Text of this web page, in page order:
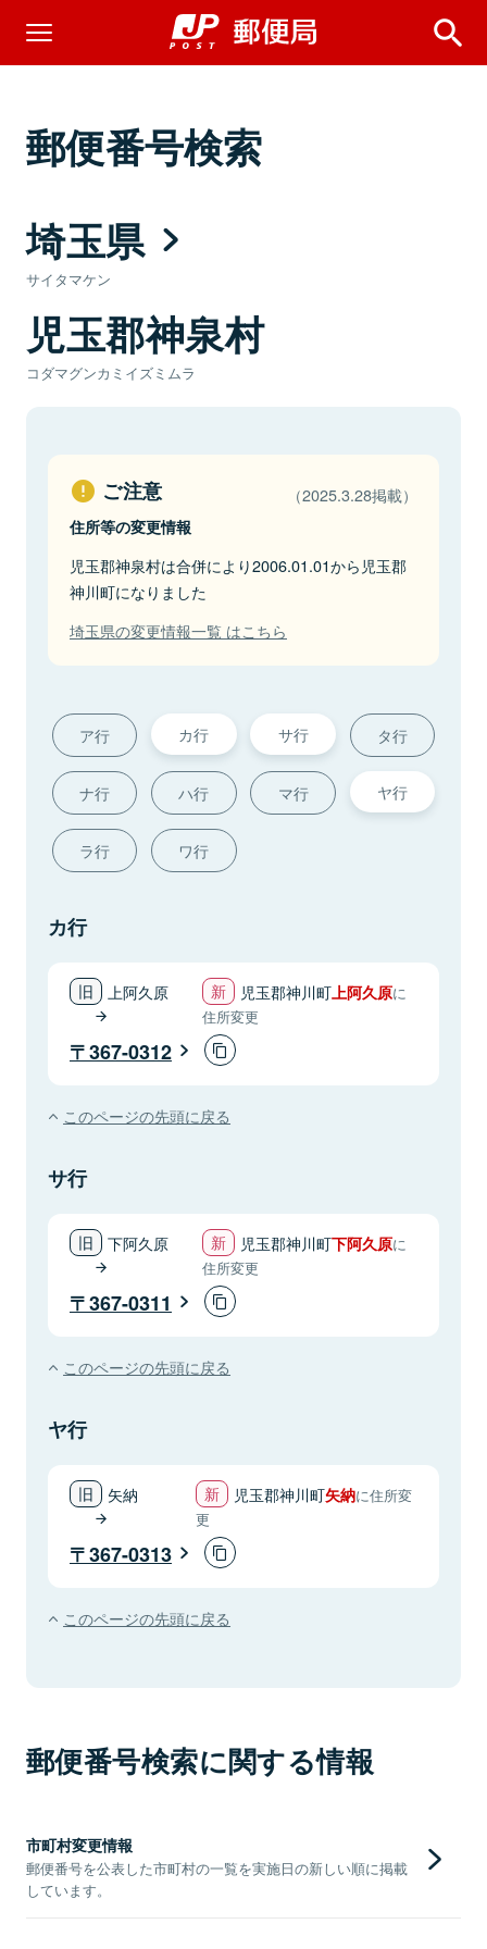
郵便番号検索
埼玉県
サイタマケン
児玉郡神泉村
コダマグンカミイズミムラ
ご注意 （2025.3.28掲載）
住所等の変更情報
児玉郡神泉村は合併により2006.01.01から児玉郡
神川町になりました
埼玉県の変更情報一覧 はこちら
ア行 カ行 サ行 タ行
ナ行 ハ行 マ行 ヤ行
ラ行 ワ行
カ行
上阿久原 児玉郡神川町上阿久原に
住所変更
367-0312
このページの先頭に戻る
サ行
下阿久原 児玉郡神川町下阿久原に
住所変更
367-0311
このページの先頭に戻る
ヤ行
矢納 児玉郡神川町矢納に住所変
更
367-0313
このページの先頭に戻る
郵便番号検索に関する情報
市町村変更情報
郵便番号を公表した市町村の一覧を実施日の新しい順に掲載
しています。